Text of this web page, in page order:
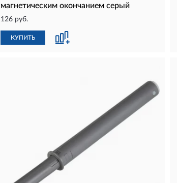
магнетическим окончанием серый
126 руб.
КУПИТЬ